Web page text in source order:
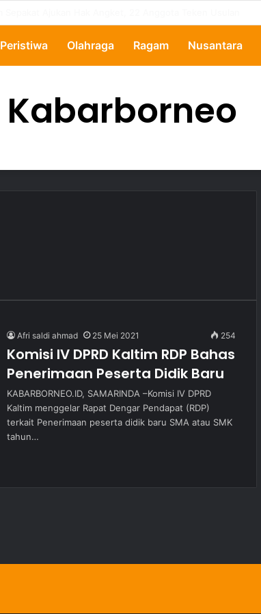
Peristiwa Olahraga Ragam Nusantara
Kabarborneo
Afri saldi ahmad 25 Mei 2021 254
Komisi IV DPRD Kaltim RDP Bahas
Penerimaan Peserta Didik Baru
KABARBORNEO.ID, SAMARINDA –Komisi IV DPRD
Kaltim menggelar Rapat Dengar Pendapat (RDP)
terkait Penerimaan peserta didik baru SMA atau SMK
tahun…